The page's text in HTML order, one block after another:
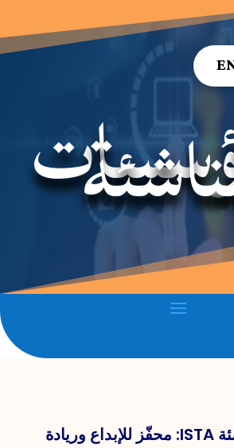
مؤسسة ناشئة ISTA: محفّز للإبداع وريادة